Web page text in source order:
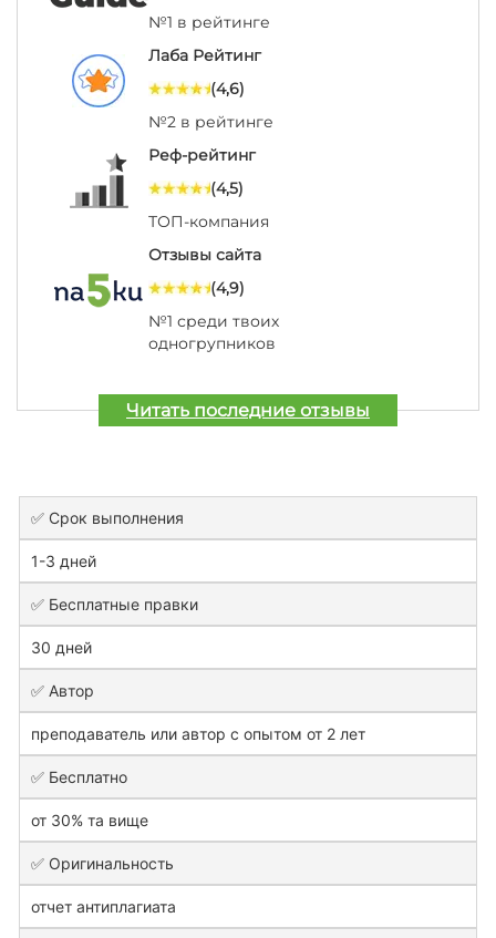
№1 в рейтинге
Лаба Рейтинг
(4,6)
№2 в рейтинге
Реф-рейтинг
(4,5)
ТОП-компания
Отзывы сайта
(4,9)
№1 среди твоих
одногрупников
Читать последние отзывы
✅ Срок выполнения
1-3 дней
✅ Бесплатные правки
30 дней
✅ Автор
преподаватель или автор с опытом от 2 лет
✅ Бесплатно
от 30% та вище
✅ Оригинальность
отчет антиплагиата